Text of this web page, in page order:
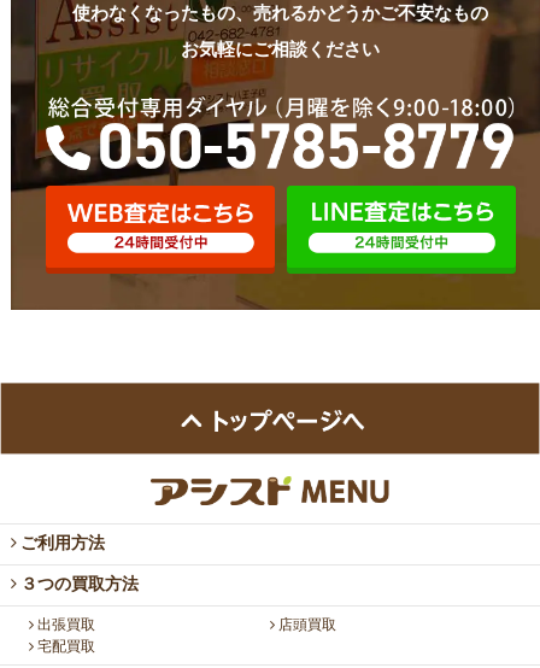
使わなくなったもの、売れるかどうかご不安なもの
お気軽にご相談ください
ご利用方法
３つの買取方法
出張買取
店頭買取
宅配買取